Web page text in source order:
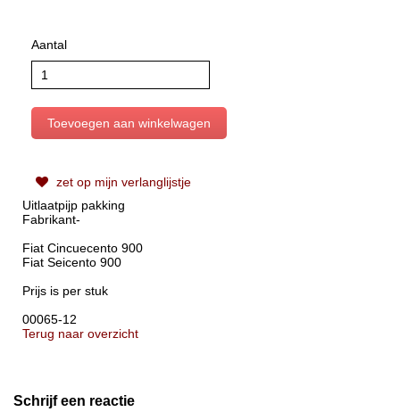
Aantal
zet op mijn verlanglijstje
Uitlaatpijp pakking
Fabrikant-
Fiat Cincuecento 900
Fiat Seicento 900
Prijs is per stuk
00065-12
Terug naar overzicht
Schrijf een reactie